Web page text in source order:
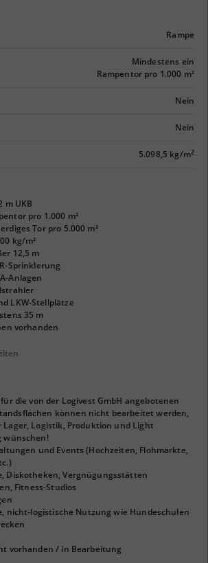
Rampe
Mindestens ein
Rampentor pro 1.000 m²
Nein
Nein
5.098,5 kg/m2
m UKB
pro 1.000 m²
Tor pro 5.000 m²
kg/m²
12,5 m
Sprinklerung
Anlagen
LKW-Stellplätze
35 m
vorhanden
die von der Logivest GmbH angebotenen
können nicht bearbeitet werden,
Lager, Logistik, Produktion und Light
wünschen!
und Events (Hochzeiten, Flohmärkte,
Diskotheken, Vergnügungsstätten
Fitness-Studios
nicht-logistische Nutzung wie Hundeschulen
vorhanden / in Bearbeitung